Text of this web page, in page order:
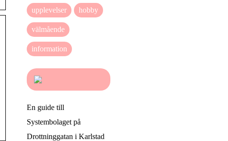
upplevelser hobby
välmående
information
En guide till
Systembolaget på
Drottninggatan i Karlstad